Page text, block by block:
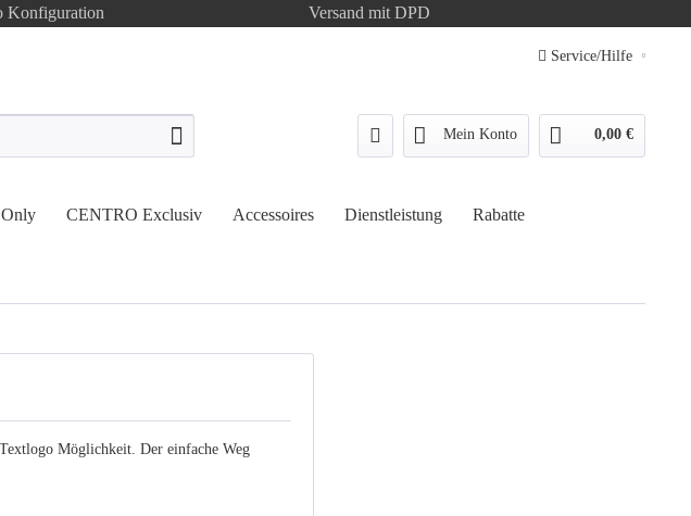
Konfiguration Versand mit DPD
Service/Hilfe
Mein Konto 0,00 €
CENTRO Exclusiv Accessoires Dienstleistung Rabatte
Möglichkeit. Der einfache Weg